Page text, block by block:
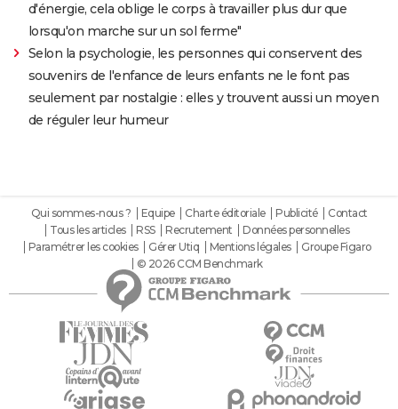
d'énergie, cela oblige le corps à travailler plus dur que
lorsqu'on marche sur un sol ferme"
Selon la psychologie, les personnes qui conservent des
souvenirs de l'enfance de leurs enfants ne le font pas
seulement par nostalgie : elles y trouvent aussi un moyen
de réguler leur humeur
Qui sommes-nous ? Equipe Charte éditoriale Publicité
Contact
Tous les articles
RSS Recrutement
Données personnelles
Paramétrer les cookies
Gérer Utiq Mentions légales
Groupe Figaro
© 2026 CCM Benchmark